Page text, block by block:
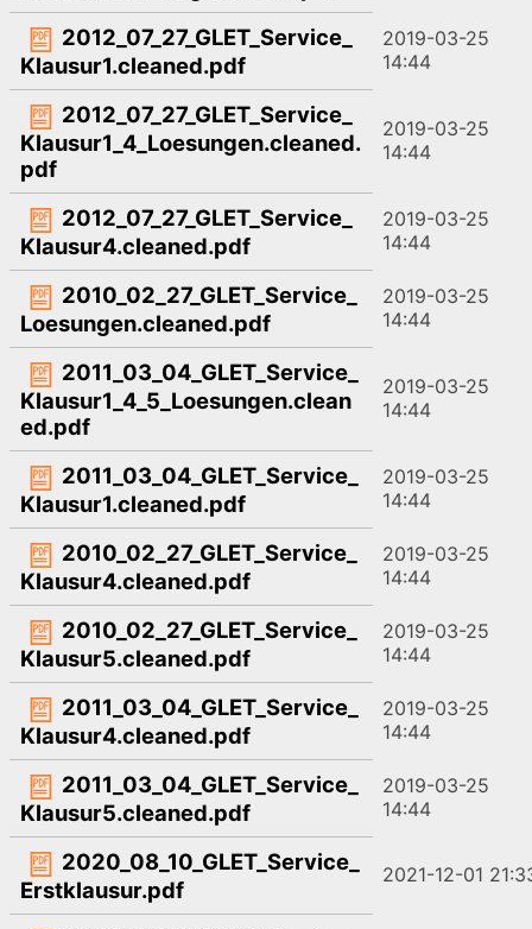
2012_07_27_GLET_Service_
Klausur1.cleaned.pdf
2019-03-25
14:44
2012_07_27_GLET_Service_
Klausur1_4_Loesungen.cleaned.
pdf
2019-03-25
14:44
2012_07_27_GLET_Service_
Klausur4.cleaned.pdf
2019-03-25
14:44
2010_02_27_GLET_Service_
Loesungen.cleaned.pdf
2019-03-25
14:44
2011_03_04_GLET_Service_
Klausur1_4_5_Loesungen.clean
ed.pdf
2019-03-25
14:44
2011_03_04_GLET_Service_
Klausur1.cleaned.pdf
2019-03-25
14:44
2010_02_27_GLET_Service_
Klausur4.cleaned.pdf
2019-03-25
14:44
2010_02_27_GLET_Service_
Klausur5.cleaned.pdf
2019-03-25
14:44
2011_03_04_GLET_Service_
Klausur4.cleaned.pdf
2019-03-25
14:44
2011_03_04_GLET_Service_
Klausur5.cleaned.pdf
2019-03-25
14:44
2020_08_10_GLET_Service_
Erstklausur.pdf
2021-12-01